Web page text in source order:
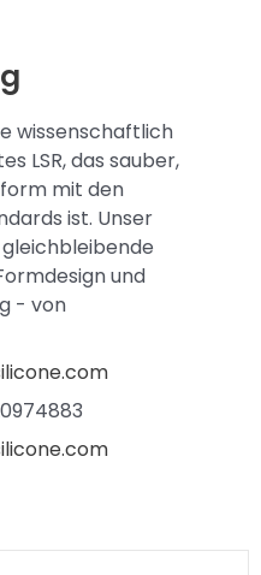
wissenschaftlich
LSR, das sauber,
mit den
ist. Unser
und
- von